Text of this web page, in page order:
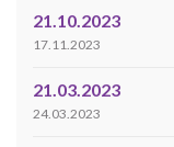
21.10.2023
17.11.2023
21.03.2023
24.03.2023